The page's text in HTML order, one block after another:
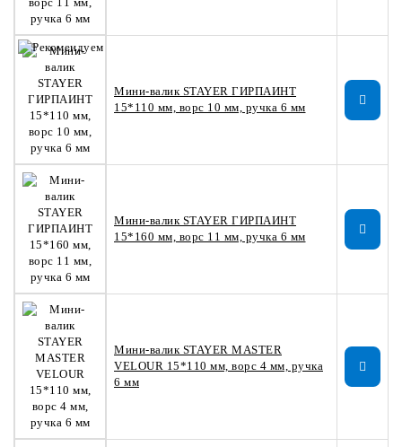
Мини-валик STAYER ГИРПАИНТ
15*110 мм, ворс 10 мм, ручка 6 мм
Мини-валик STAYER ГИРПАИНТ
15*160 мм, ворс 11 мм, ручка 6 мм
Мини-валик STAYER MASTER
VELOUR 15*110 мм, ворс 4 мм, ручка
6 мм